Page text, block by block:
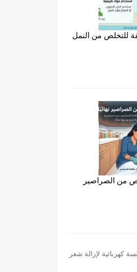
للتخلص من النمل
من الصراصير